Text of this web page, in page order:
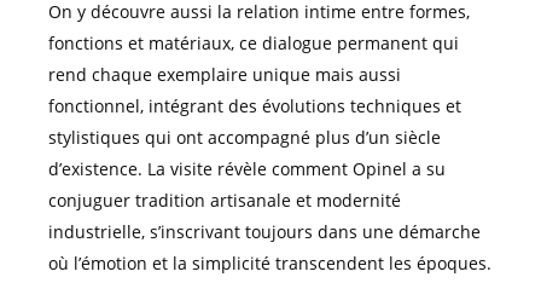
On y découvre aussi la relation intime entre formes,
fonctions et matériaux, ce dialogue permanent qui
rend chaque exemplaire unique mais aussi
fonctionnel, intégrant des évolutions techniques et
stylistiques qui ont accompagné plus d’un siècle
d’existence. La visite révèle comment Opinel a su
conjuguer tradition artisanale et modernité
industrielle, s’inscrivant toujours dans une démarche
où l’émotion et la simplicité transcendent les époques.